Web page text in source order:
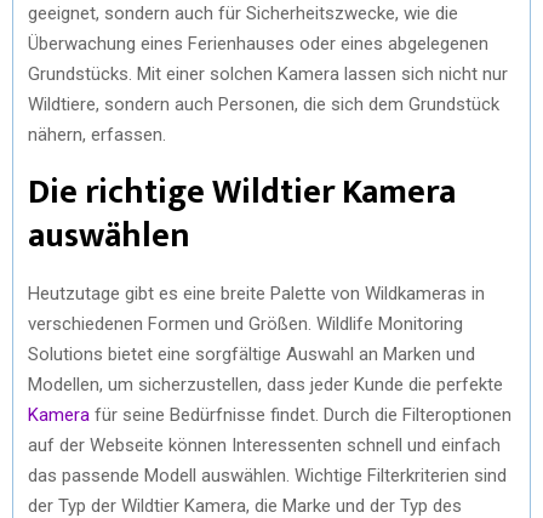
geeignet, sondern auch für Sicherheitszwecke, wie die
Überwachung eines Ferienhauses oder eines abgelegenen
Grundstücks. Mit einer solchen Kamera lassen sich nicht nur
Wildtiere, sondern auch Personen, die sich dem Grundstück
nähern, erfassen.
Die richtige Wildtier Kamera
auswählen
Heutzutage gibt es eine breite Palette von Wildkameras in
verschiedenen Formen und Größen. Wildlife Monitoring
Solutions bietet eine sorgfältige Auswahl an Marken und
Modellen, um sicherzustellen, dass jeder Kunde die perfekte
Kamera für seine Bedürfnisse findet. Durch die Filteroptionen
auf der Webseite können Interessenten schnell und einfach
das passende Modell auswählen. Wichtige Filterkriterien sind
der Typ der Wildtier Kamera, die Marke und der Typ des